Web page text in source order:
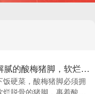
荣立通 酸甜解腻的酸梅猪脚，软烂脱骨超入味，全家都爱啃
硬菜，酸梅猪脚必须拥